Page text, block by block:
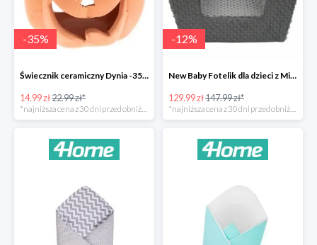
-35%
Świecznik ceramiczny Dynia -35%
14.99 zł22.99 zł*
*najniższa cena z 30 dni przed obniżką
-12%
New Baby Fotelik dla dzieci z Minky Cute Family -12%
129.99 zł147.99 zł*
*najniższa cena z 30 dni przed obniżką